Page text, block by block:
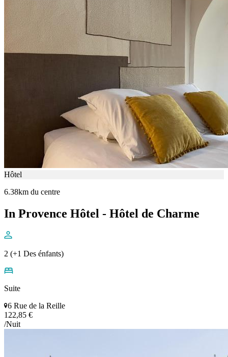
Hôtel
6.38km du centre
In Provence Hôtel - Hôtel de Charme
2 (+1 Des énfants)
Suite
6 Rue de la Reille
122,85 €
/Nuit